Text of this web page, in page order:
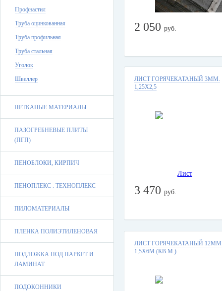
Профнастил
Труба оцинкованная
Труба профильная
Труба стальная
Уголок
Швеллер
НЕТКАНЫЕ МАТЕРИАЛЫ
ПАЗОГРЕБНЕВЫЕ ПЛИТЫ
(ПГП)
ПЕНОБЛОКИ, КИРПИЧ
ПЕНОПЛЕКС . ТЕХНОПЛЕКС
ПИЛОМАТЕРИАЛЫ
ПЛЕНКА ПОЛИЭТИЛЕНОВАЯ
ПОДЛОЖКА ПОД ПАРКЕТ И
ЛАМИНАТ
ПОДОКОННИКИ
2 050 руб.
ЛИСТ ГОРЯЧЕКАТАНЫЙ 3ММ.
1,25Х2,5
3 470 руб.
ЛИСТ ГОРЯЧЕКАТАНЫЙ
1,5Х6М (КВ.М.)